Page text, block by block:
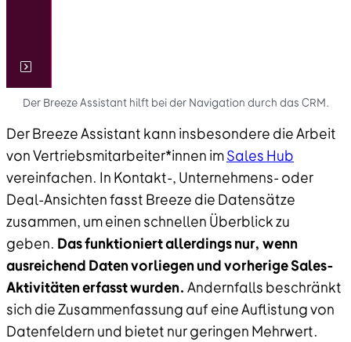
Der Breeze Assistant hilft bei der Navigation durch das CRM.
Der Breeze Assistant kann insbesondere die Arbeit
von Vertriebsmitarbeiter*innen imSales Hub
vereinfachen. In Kontakt-, Unternehmens- oder
Deal-Ansichten fasst Breeze die Datensätze
zusammen, um einen schnellen Überblick zu
geben. Das funktioniert allerdings nur, wenn
ausreichend Daten vorliegen und vorherige Sales-
Aktivitäten erfasst wurden. Andernfalls beschränkt
sich die Zusammenfassung auf eine Auflistung von
Datenfeldern und bietet nur geringen Mehrwert.